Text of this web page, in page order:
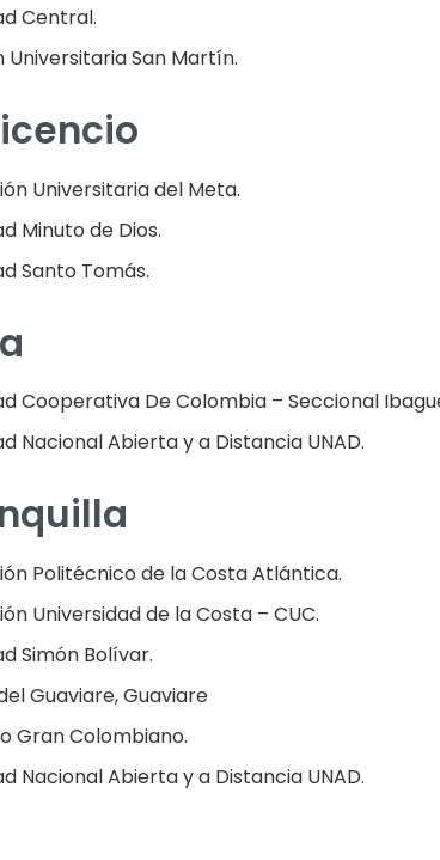
Central.
Universitaria San Martín.
Universitaria del Meta.
Minuto de Dios.
Santo Tomás.
Cooperativa De Colombia – Seccional
Nacional Abierta y a Distancia UNAD.
Politécnico de la Costa Atlántica.
Universidad de la Costa – CUC.
Simón Bolívar.
Guaviare, Guaviare
Gran Colombiano.
Nacional Abierta y a Distancia UNAD.